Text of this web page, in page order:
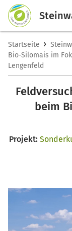
Startseite ›
Bio-Silomais im
Lengenfeld
beim
Projekt: